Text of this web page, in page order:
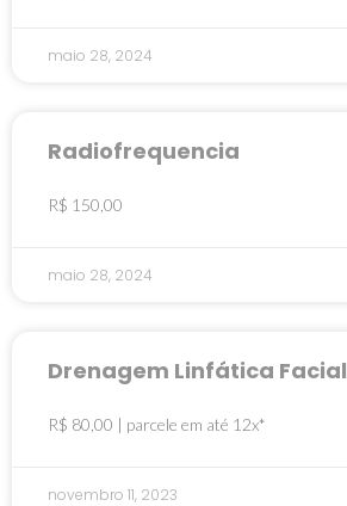
maio 28, 2024
Radiofrequencia
R$ 150,00
maio 28, 2024
Drenagem Linfática Facial
R$ 80,00 | parcele em até 12x*
novembro 11, 2023